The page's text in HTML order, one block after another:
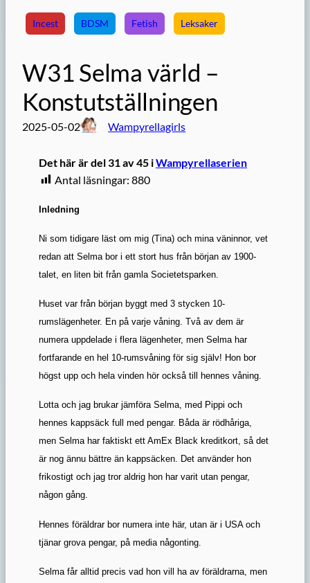
Incest BDSM Fetish Leksaker
W31 Selma värld –
Konstutställningen
2025-05-02 Wampyrellagirls
Det här är del 31 av 45 iWampyrellaserien
Antal läsningar: 880
Inledning
Ni som tidigare läst om mig (Tina) och mina väninnor, vet
redan att Selma bor i ett stort hus från början av 1900-
talet, en liten bit från gamla Societetsparken.
Huset var från början byggt med 3 stycken 10-
rumslägenheter. En på varje våning. Två av dem är
numera uppdelade i flera lägenheter, men Selma har
fortfarande en hel 10-rumsvåning för sig själv! Hon bor
högst upp och hela vinden hör också till hennes våning.
Lotta och jag brukar jämföra Selma, med Pippi och
hennes kappsäck full med pengar. Båda är rödhåriga,
men Selma har faktiskt ett AmEx Black kreditkort, så det
är nog ännu bättre än kappsäcken. Det använder hon
frikostigt och jag tror aldrig hon har varit utan pengar,
någon gång.
Hennes föräldrar bor numera inte här, utan är i USA och
tjänar grova pengar, på media någonting.
Selma får alltid precis vad hon vill ha av föräldrarna, men